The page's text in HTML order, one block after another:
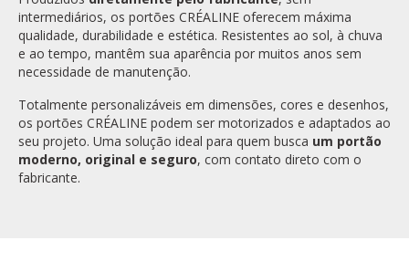
intermediários, os portões CRÉALINE oferecem máxima
qualidade, durabilidade e estética. Resistentes ao sol, à chuva
e ao tempo, mantêm sua aparência por muitos anos sem
necessidade de manutenção.
Totalmente personalizáveis em dimensões, cores e desenhos,
os portões CRÉALINE podem ser motorizados e adaptados ao
seu projeto. Uma solução ideal para quem busca um portão
moderno, original e seguro, com contato direto com o
fabricante.